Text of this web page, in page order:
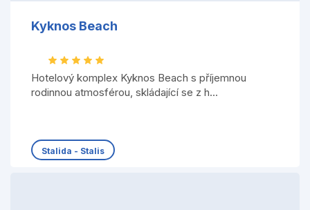
Kyknos Beach
Hotelový komplex Kyknos Beach s příjemnou
rodinnou atmosférou, skládající se z h...
Stalida - Stalis